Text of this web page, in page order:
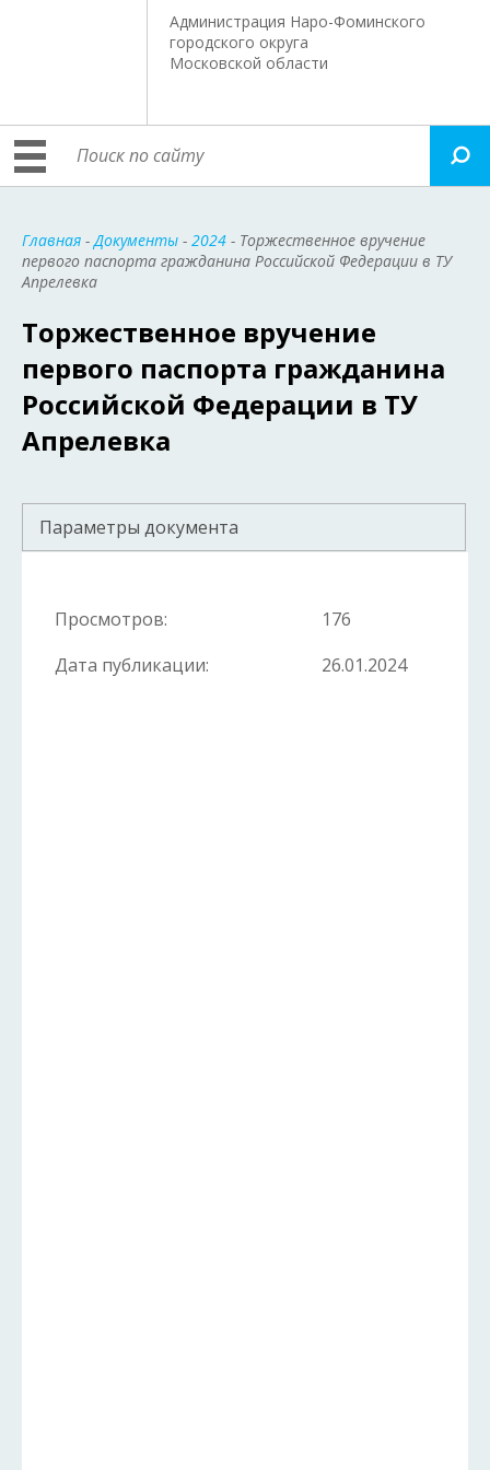
Администрация Наро-Фоминского
городского округа
Московской области
Главная -Документы - 2024 - Торжественное вручение
первого паспорта гражданина Российской Федерации в ТУ
Апрелевка
Торжественное вручение
первого паспорта гражданина
Российской Федерации в ТУ
Апрелевка
Параметры документа
Просмотров:
176
Дата публикации:
26.01.2024